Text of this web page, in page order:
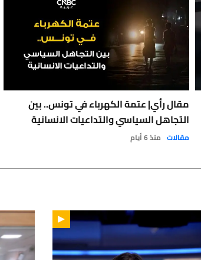
مقال رأي| عتمة الكهرباء في تونس.. بين
التجاهل السياسي والتداعيات الانسانية
مقالات منذ 6 أيام